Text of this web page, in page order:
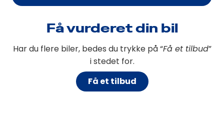
Få vurderet din bil
Har du flere biler, bedes du trykke på “Få et tilbud”
i stedet for.
Få et tilbud